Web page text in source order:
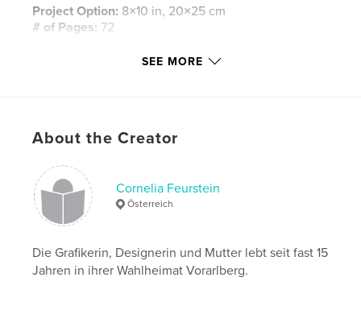
Project Option: 8×10 in, 20×25 cm
# of Pages:72
Hardcover, ImageWrap: 9780464678076
Keywords
Kinder
Freundebuch
SEE MORE
About the Creator
Cornelia Feurstein
Österreich
Die Grafikerin, Designerin und Mutter lebt seit fast 15
Jahren in ihrer Wahlheimat Vorarlberg.